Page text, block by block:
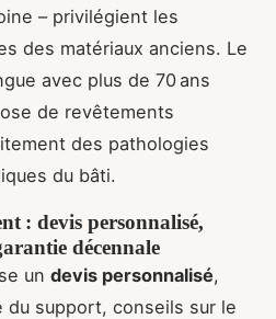
– privilégient les
des matériaux anciens. Le
avec plus de 70 ans
de revêtements
des pathologies
du bâti.
: devis personnalisé,
décennale
un devis personnalisé,
du support, conseils sur le